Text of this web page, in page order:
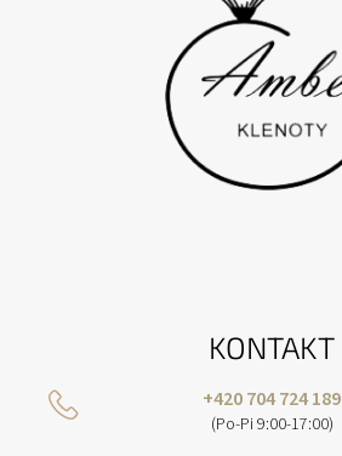
KONTAKT
+420 704 724 189
(Po-Pi 9:00-17:00)